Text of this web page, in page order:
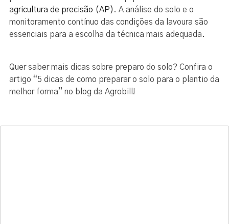
agricultura de precisão (AP) . A análise do solo e o
monitoramento contínuo das condições da lavoura são
essenciais para a escolha da técnica mais adequada.
Quer saber mais dicas sobre preparo do solo? Confira o
artigo “5 dicas de como preparar o solo para o plantio da
melhor forma” no blog da Agrobill!